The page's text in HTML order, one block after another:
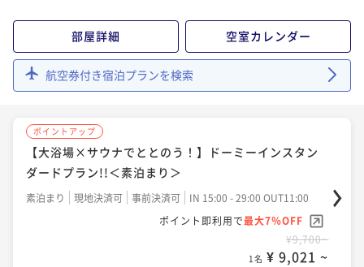
部屋詳細 空室カレンダー
航空券付き宿泊プランを検索
ポイントアップ
【大浴場×サウナでととのう！】ドーミーインスタン
ダードプラン!!＜素泊まり＞
素泊まり 現地決済可 事前決済可
IN 15:00 - 29:00 OUT11:00
ポイント即利用で最大7％OFF
¥9,700~
1名 ¥ 9,021 ~